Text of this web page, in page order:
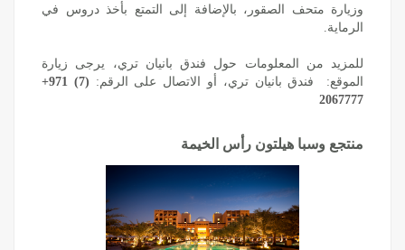
وزيارة متحف الصقور، ‏بالإضافة إلى التمتع بأخذ دروس في
الرماية.
للمزيد من المعلومات حول فندق بانيان تري، يرجى زيارة
الموقع: ‏ فندق بانيان تري، أو الاتصال على الرقم: +971 (7)
2067777
منتجع وسبا هيلتون رأس الخيمة